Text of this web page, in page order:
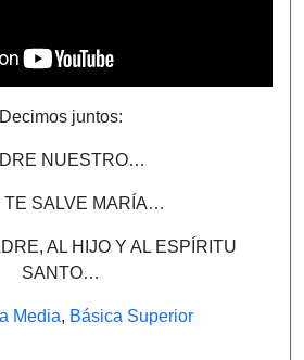
Decimos juntos:
NUESTRO…
TE SALVE MARÍA…
AL HIJO Y AL ESPÍRITU
SANTO…
Media, Básica Superior